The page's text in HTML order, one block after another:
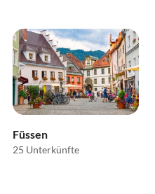
Füssen
25 Unterkünfte